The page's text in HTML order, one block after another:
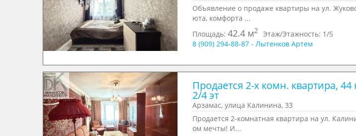
Объявление о продаже квартиры на ул.
юта, комфорта ...
Площадь: 42.4 м2 Этаж/Этажность: 1/5
8 (909) 294-88-87 - Лытенков Артем
Продается 2-х комн. квартира, 44
2/4 эт
Арзамас, улица Калинина, 33
Продается 2-комнатная квартира на ул.
ом мечты! И...